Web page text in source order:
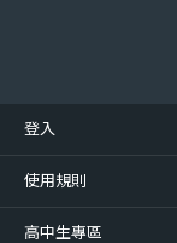
登入
使用規則
高中生專區